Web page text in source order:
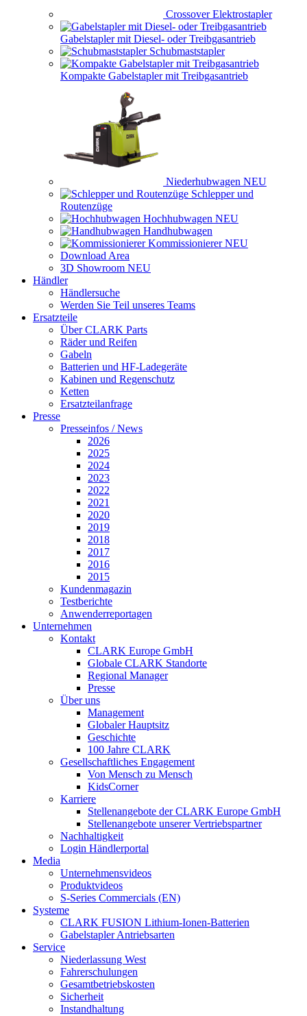
Crossover Elektrostapler
Gabelstapler mit Diesel- oder Treibgasantrieb
Schubmaststapler
Kompakte Gabelstapler mit Treibgasantrieb
Niederhubwagen NEU
Schlepper und
Routenzüge
Hochhubwagen NEU
Handhubwagen
Kommissionierer NEU
Download Area
3D Showroom NEU
Händler
Händlersuche
Werden Sie Teil unseres Teams
Ersatzteile
Über CLARK Parts
Räder und Reifen
Gabeln
Batterien und HF-Ladegeräte
Kabinen und Regenschutz
Ketten
Ersatzteilanfrage
Presse
Presseinfos / News
2026
2025
2024
2023
2022
2021
2020
2019
2018
2017
2016
2015
Kundenmagazin
Testberichte
Anwenderreportagen
Unternehmen
Kontakt
CLARK Europe GmbH
Globale CLARK Standorte
Regional Manager
Presse
Über uns
Management
Globaler Hauptsitz
Geschichte
100 Jahre CLARK
Gesellschaftliches Engagement
Von Mensch zu Mensch
KidsCorner
Karriere
Stellenangebote der CLARK Europe GmbH
Stellenangebote unserer Vertriebspartner
Nachhaltigkeit
Login Händlerportal
Media
Unternehmensvideos
Produktvideos
S-Series Commercials (EN)
Systeme
CLARK FUSION Lithium-Ionen-Batterien
Gabelstapler Antriebsarten
Service
Niederlassung West
Fahrerschulungen
Gesamtbetriebskosten
Sicherheit
Instandhaltung